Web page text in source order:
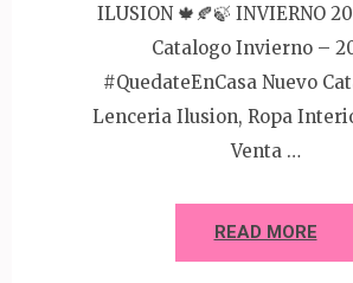
ILUSION 🍁🍂🍃 INVIERNO
Catalogo Invierno –
#QuedateEnCasa Nuevo
Lenceria Ilusion, Ropa
Venta …
READ MORE